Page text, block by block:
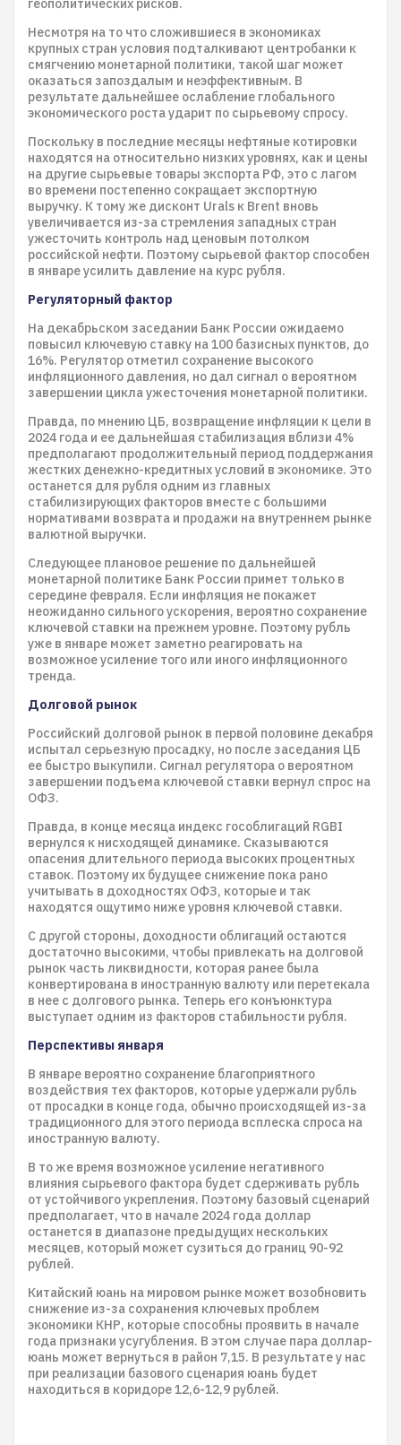
геополитических рисков.
Несмотря на то что сложившиеся в экономиках
крупных стран условия подталкивают центробанки к
смягчению монетарной политики, такой шаг может
оказаться запоздалым и неэффективным. В
результате дальнейшее ослабление глобального
экономического роста ударит по сырьевому спросу.
Поскольку в последние месяцы нефтяные котировки
находятся на относительно низких уровнях, как и цены
на другие сырьевые товары экспорта РФ, это с лагом
во времени постепенно сокращает экспортную
выручку. К тому же дисконт Urals к Brent вновь
увеличивается из-за стремления западных стран
ужесточить контроль над ценовым потолком
российской нефти. Поэтому сырьевой фактор способен
в январе усилить давление на курс рубля.
Регуляторный фактор
На декабрьском заседании Банк России ожидаемо
повысил ключевую ставку на 100 базисных пунктов, до
16%. Регулятор отметил сохранение высокого
инфляционного давления, но дал сигнал о вероятном
завершении цикла ужесточения монетарной политики.
Правда, по мнению ЦБ, возвращение инфляции к цели в
2024 года и ее дальнейшая стабилизация вблизи 4%
предполагают продолжительный период поддержания
жестких денежно-кредитных условий в экономике. Это
останется для рубля одним из главных
стабилизирующих факторов вместе с большими
нормативами возврата и продажи на внутреннем рынке
валютной выручки.
Следующее плановое решение по дальнейшей
монетарной политике Банк России примет только в
середине февраля. Если инфляция не покажет
неожиданно сильного ускорения, вероятно сохранение
ключевой ставки на прежнем уровне. Поэтому рубль
уже в январе может заметно реагировать на
возможное усиление того или иного инфляционного
тренда.
Долговой рынок
Российский долговой рынок в первой половине декабря
испытал серьезную просадку, но после заседания ЦБ
ее быстро выкупили. Сигнал регулятора о вероятном
завершении подъема ключевой ставки вернул спрос на
ОФЗ.
Правда, в конце месяца индекс гособлигаций RGBI
вернулся к нисходящей динамике. Сказываются
опасения длительного периода высоких процентных
ставок. Поэтому их будущее снижение пока рано
учитывать в доходностях ОФЗ, которые и так
находятся ощутимо ниже уровня ключевой ставки.
С другой стороны, доходности облигаций остаются
достаточно высокими, чтобы привлекать на долговой
рынок часть ликвидности, которая ранее была
конвертирована в иностранную валюту или перетекала
в нее с долгового рынка. Теперь его конъюнктура
выступает одним из факторов стабильности рубля.
Перспективы января
В январе вероятно сохранение благоприятного
воздействия тех факторов, которые удержали рубль
от просадки в конце года, обычно происходящей из-за
традиционного для этого периода всплеска спроса на
иностранную валюту.
В то же время возможное усиление негативного
влияния сырьевого фактора будет сдерживать рубль
от устойчивого укрепления. Поэтому базовый сценарий
предполагает, что в начале 2024 года доллар
останется в диапазоне предыдущих нескольких
месяцев, который может сузиться до границ 90-92
рублей.
Китайский юань на мировом рынке может возобновить
снижение из-за сохранения ключевых проблем
экономики КНР, которые способны проявить в начале
года признаки усугубления. В этом случае пара доллар-
юань может вернуться в район 7,15. В результате у нас
при реализации базового сценария юань будет
находиться в коридоре 12,6-12,9 рублей.